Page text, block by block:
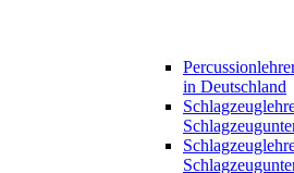
in Deutschland